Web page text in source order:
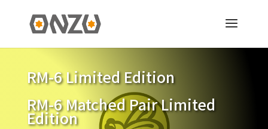
RM-6 Limited Edition
RM-6 Matched Pair Limited
Edition